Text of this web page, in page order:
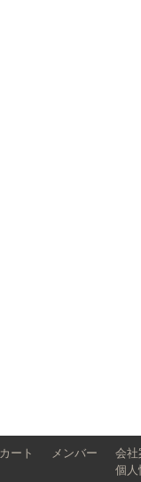
カート メンバー
会社
個人